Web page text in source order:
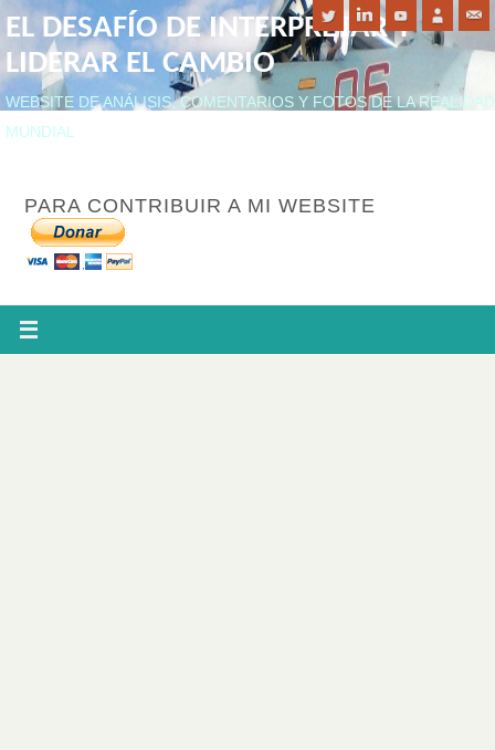
EL DESAFÍO DE INTERPRETAR Y
LIDERAR EL CAMBIO
WEBSITE DE ANÁLISIS, COMENTARIOS Y FOTOS DE LA REALIDAD
MUNDIAL
PARA CONTRIBUIR A MI WEBSITE